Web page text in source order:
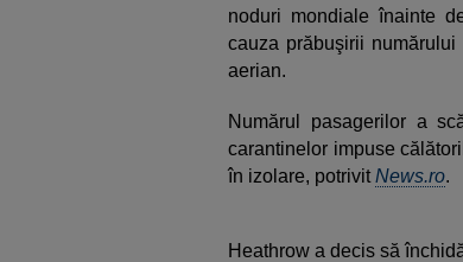
noduri mondiale înainte
cauza prăbuşirii
aerian.
Numărul pasagerilor a
carantinelor impuse
în izolare, potrivitNews.ro.
Heathrow a decis să